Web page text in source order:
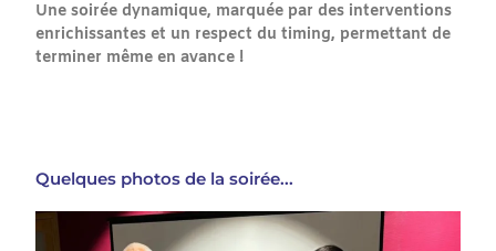
Une soirée dynamique, marquée par des interventions
enrichissantes et un respect du timing, permettant de
terminer même en avance !
Quelques photos de la soirée...